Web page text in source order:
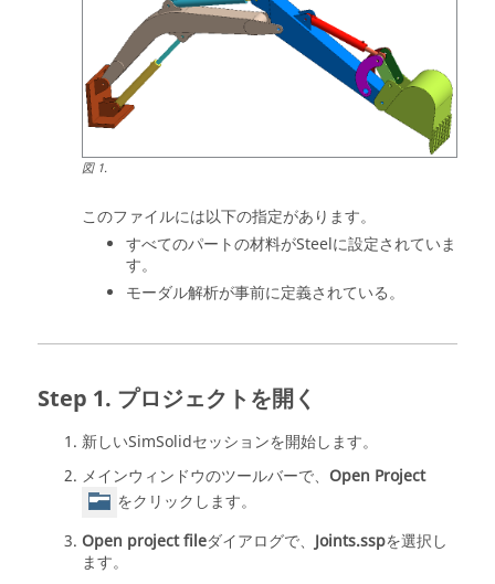
図1.
このファイルには以下の指定があります。
すべてのパートの材料がSteelに設定されていま
す。
モーダル解析が事前に定義されている。
プロジェクトを開く
新しいSimSolidセッションを開始します。
メインウィンドウのツールバーで、 Open Project
をクリックします。
Open project fileダイアログで、 Joints.sspを選択し
ます。